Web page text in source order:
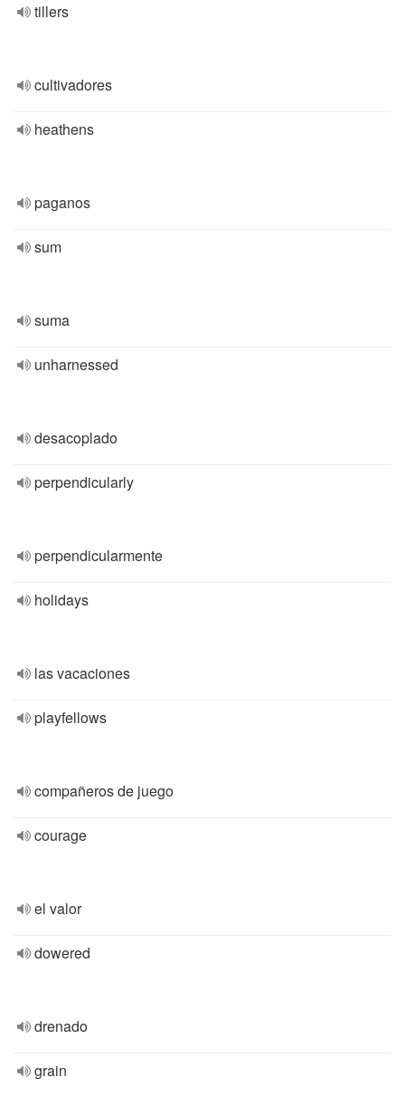
tillers
cultivadores
heathens
paganos
sum
suma
unharnessed
desacoplado
perpendicularly
perpendicularmente
holidays
las vacaciones
playfellows
compañeros de juego
courage
el valor
dowered
drenado
grain